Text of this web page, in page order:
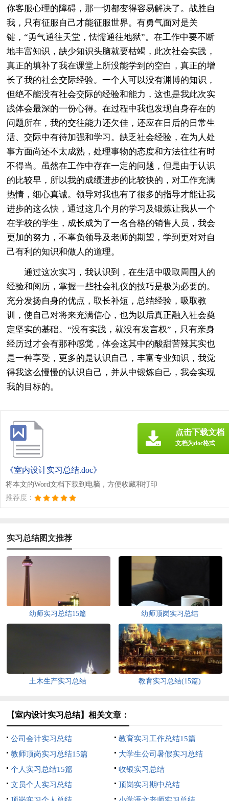
你客服心理的障碍，那一切都变得容易解决了。战胜自
我，只有征服自己才能征服世界。有勇气面对是关
键，“勇气通往天堂，怯懦通往地狱”。在工作中要不断
地丰富知识，缺少知识头脑就要枯竭，此次社会实践，
真正的填补了我在课堂上所没能学到的空白，真正的增
长了我的社会交际经验。一个人可以没有渊博的知识，
但绝不能没有社会交际的经验和能力，这也是我此次实
践体会最深的一份心得。在过程中我也发现自身存在的
问题所在，我的交往能力还欠佳，还应在日后的日常生
活、交际中有待加强和学习。缺乏社会经验，在为人处
事方面尚还不太成熟，处理事物的态度和方法往往有时
不得当。虽然在工作中存在一定的问题，但是由于认识
的比较早，所以我的成绩进步的比较快的，对工作充满
热情，细心真诚。领导对我也有了很多的指导才能让我
进步的这么快，通过这几个月的学习及锻炼让我从一个
在学校的学生，成长成为了一名合格的销售人员，我会
更加的努力，不辜负领导及老师的期望，学到更对对自
己有利的知识和做人的道理。
通过这次实习，我认识到，在生活中吸取周围人的
经验和阅历，掌握一些社会礼仪的技巧是极为必要的。
充分发扬自身的优点，取长补短，总结经验，吸取教
训，使自己对将来充满信心，也为以后真正融入社会奠
定坚实的基础。“没有实践，就没有发言权”，只有亲身
经历过才会有那种感觉，体会这其中的酸甜苦辣其实也
是一种享受，更多的是认识自己，丰富专业知识，我觉
得我这么慢慢的认识自己，并从中锻炼自己，我会实现
我的目标的。
《室内设计实习总结.doc》
将本文的Word文档下载到电脑，方便收藏和打印
推荐度：
点击下载文档
文档为doc格式
实习总结图文推荐
幼师实习总结15篇 幼师顶岗实习总结
土木生产实习总结 教育实习总结(15篇)
【室内设计实习总结】相关文章：
公司会计实习总结
教育实习工作总结15篇
教师顶岗实习总结15篇
大学生公司暑假实习总结
个人实习总结15篇
收银实习总结
文员个人实习总结
顶岗实习期中总结